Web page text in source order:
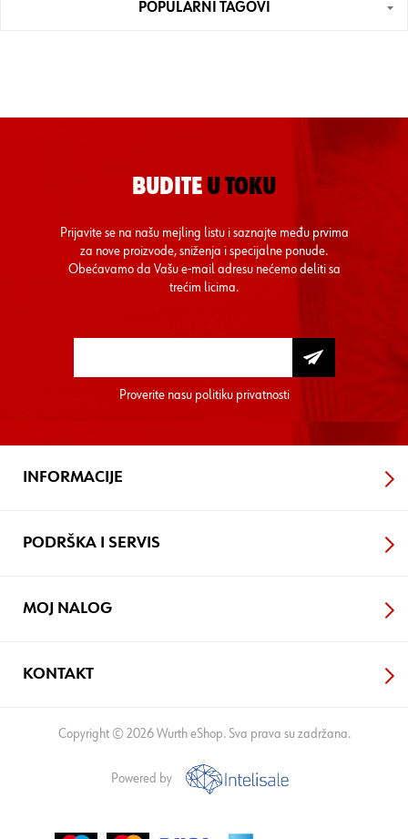
POPULARNI TAGOVI
BUDITE U TOKU
Prijavite se na našu mejling listu i saznajte među prvima
za nove proizvode, sniženja i specijalne ponude.
Obećavamo da Vašu e-mail adresu nećemo deliti sa
trećim licima.
Proverite nasu politiku privatnosti
INFORMACIJE
PODRŠKA I SERVIS
MOJ NALOG
KONTAKT
Copyright © 2026 Wurth eShop. Sva prava su zadržana.
Powered by